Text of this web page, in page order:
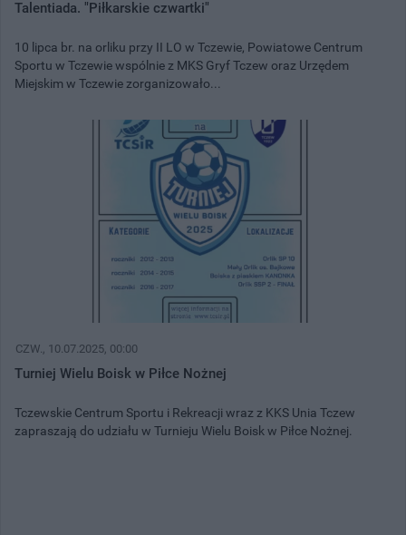
Talentiada. "Piłkarskie czwartki"
10 lipca br. na orliku przy II LO w Tczewie, Powiatowe Centrum
Sportu w Tczewie wspólnie z MKS Gryf Tczew oraz Urzędem
Miejskim w Tczewie zorganizowało...
CZW. , 10.07.2025, 00:00
Turniej Wielu Boisk w Piłce Nożnej
Tczewskie Centrum Sportu i Rekreacji wraz z KKS Unia Tczew
zapraszają do udziału w Turnieju Wielu Boisk w Piłce Nożnej.